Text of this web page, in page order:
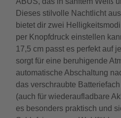
Dieses stilvolle Nachtlicht
bietet dir zwei
per Knopfdruck einstellen
17,5 cm passt es perfekt auf
sorgt für eine beruhigende
automatische Abschaltung
das verschraubte
(auch für wiederaufladbare
es besonders praktisch und